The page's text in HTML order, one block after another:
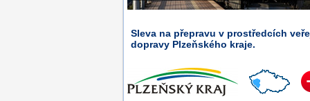
Sleva na přepravu v prostředcích
dopravy Plzeňského kraje.